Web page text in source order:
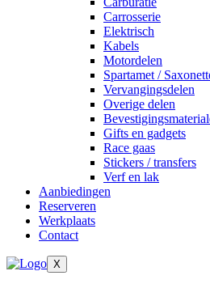
Carrosserie
Elektrisch
Kabels
Motordelen
Spartamet /
Vervangingsdelen
Overige delen
Gifts en gadgets
Race gaas
Stickers / transfers
Verf en lak
Aanbiedingen
Reserveren
Werkplaats
Contact
X